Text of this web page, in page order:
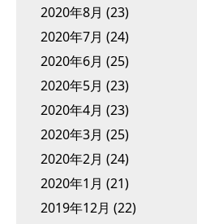
2020年8月 (23)
2020年7月 (24)
2020年6月 (25)
2020年5月 (23)
2020年4月 (23)
2020年3月 (25)
2020年2月 (24)
2020年1月 (21)
2019年12月 (22)